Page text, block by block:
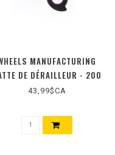
MANUFACTURING
DE DÉRAILLEUR - 200
43,99$CA